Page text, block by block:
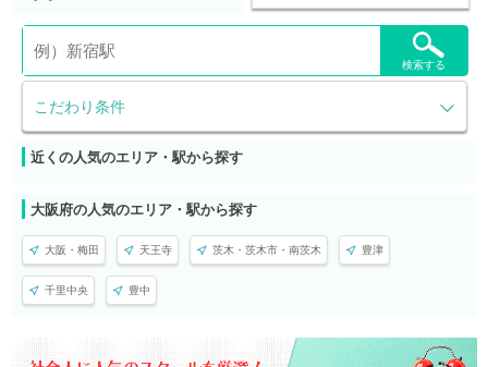
こだわり条件
検索する
近くの人気のエリア・駅から探す
大阪府の人気のエリア・駅から探す
大阪・梅田 天王寺 茨木・茨木市・南茨木 豊津
千里中央 豊中